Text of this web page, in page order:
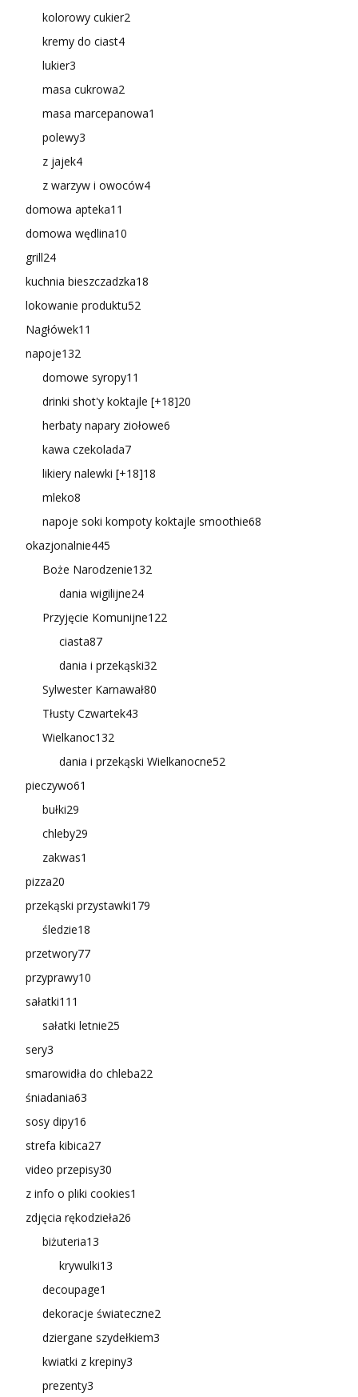
kolorowy cukier2
kremy do ciast4
lukier3
masa cukrowa2
masa marcepanowa1
polewy3
z jajek4
z warzyw i owoców4
domowa apteka11
domowa wędlina10
grill24
kuchnia bieszczadzka18
lokowanie produktu52
Nagłówek11
napoje132
domowe syropy11
drinki shot'y koktajle [+18]20
herbaty napary ziołowe6
kawa czekolada7
likiery nalewki [+18]18
mleko8
napoje soki kompoty koktajle smoothie68
okazjonalnie445
Boże Narodzenie132
dania wigilijne24
Przyjęcie Komunijne122
ciasta87
dania i przekąski32
Sylwester Karnawał80
Tłusty Czwartek43
Wielkanoc132
dania i przekąski Wielkanocne52
pieczywo61
bułki29
chleby29
zakwas1
pizza20
przekąski przystawki179
śledzie18
przetwory77
przyprawy10
sałatki111
sałatki letnie25
sery3
smarowidła do chleba22
śniadania63
sosy dipy16
strefa kibica27
video przepisy30
z info o pliki cookies1
zdjęcia rękodzieła26
biżuteria13
krywulki13
decoupage1
dekoracje świateczne2
dziergane szydełkiem3
kwiatki z krepiny3
prezenty3